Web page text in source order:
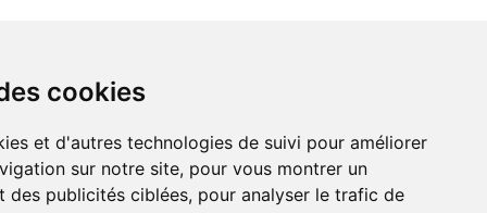
cookies
et d'autres technologies de suivi pour améliorer
sur notre site, pour vous montrer un
des publicités ciblées, pour analyser le trafic de